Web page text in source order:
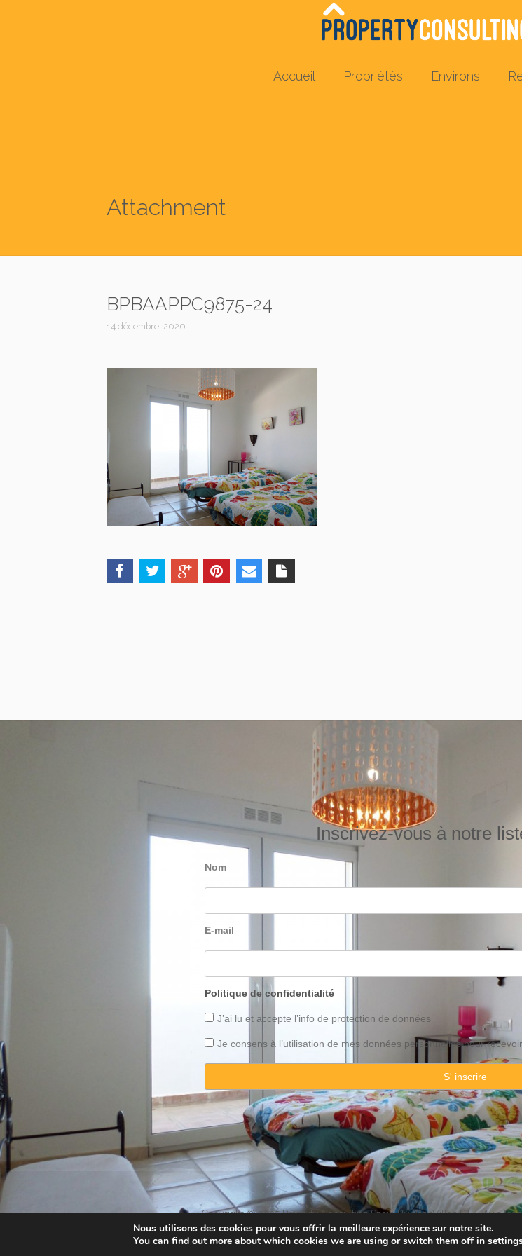
Accueil Propriétés Environs
Attachment
BPBAAPPC9875-24
14 décembre, 2020
Inscrivez-vous à notre
Nom
E-mail
Politique de confidentialité
J’ai lu et accepte l’info de protection de données
Je consens à l’utilisation de mes données personnelles pour
Copyright © 2025 Property Consulting Spain By JadeVillas S.L. ·Avis
Nous utilisons des cookies pour vous offrir la meilleure expérience sur notre site.
You can find out more about which cookies we are using or switch them off in